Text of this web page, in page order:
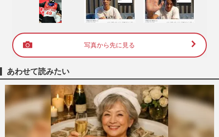
写真から先に見る
あわせて読みたい